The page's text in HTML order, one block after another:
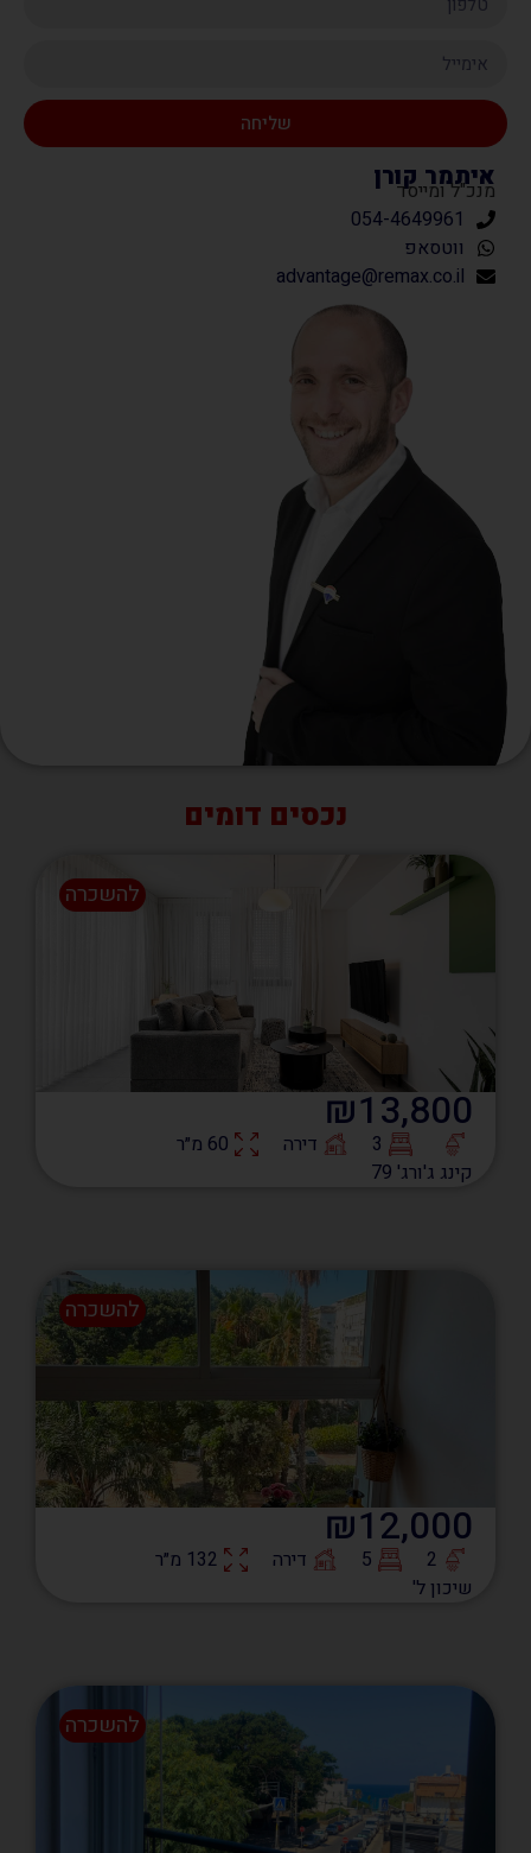
שליחה
איתמר קורן
מנכ"ל ומייסד
054-4649961
ווטסאפ
advantage@remax.co.il
נכסים דומים
להשכרה
₪13,800
3 דירה
60 מ״ר
קינג ג'ורג' 79
להשכרה
₪12,000
2
5 דירה
132 מ״ר
שיכון ל'
להשכרה